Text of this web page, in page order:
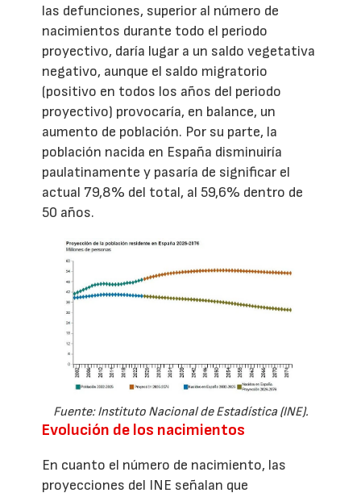
las defunciones, superior al número de
nacimientos durante todo el periodo
proyectivo, daría lugar a un saldo vegetativa
negativo, aunque el saldo migratorio
(positivo en todos los años del periodo
proyectivo) provocaría, en balance, un
aumento de población. Por su parte, la
población nacida en España disminuiría
paulatinamente y pasaría de significar el
actual 79,8% del total, al 59,6% dentro de
50 años.
Fuente: Instituto Nacional de Estadística (INE).
Evolución de los nacimientos
En cuanto el número de nacimiento, las
proyecciones del INE señalan que